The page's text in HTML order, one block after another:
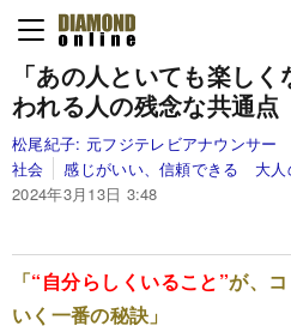
「あの人といても楽し
われる人の残念な共通点
松尾紀子: 元フジテレビアナウンサー
社会
感じがいい、信頼できる 大人
2024年3月13日 3:48
「“自分らしくいること”が、
いく一番の秘訣」